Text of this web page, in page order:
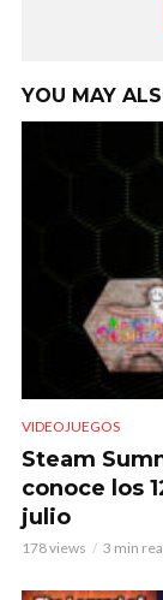
YOU MAY
VIDEOJUEGOS
Steam
conoce los
julio
178 views 3 min